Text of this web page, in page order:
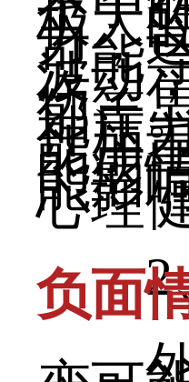
极大
力，
可能
波动
伤、
郁等
神压
能加
的病
能影
心理
2、
负面
外